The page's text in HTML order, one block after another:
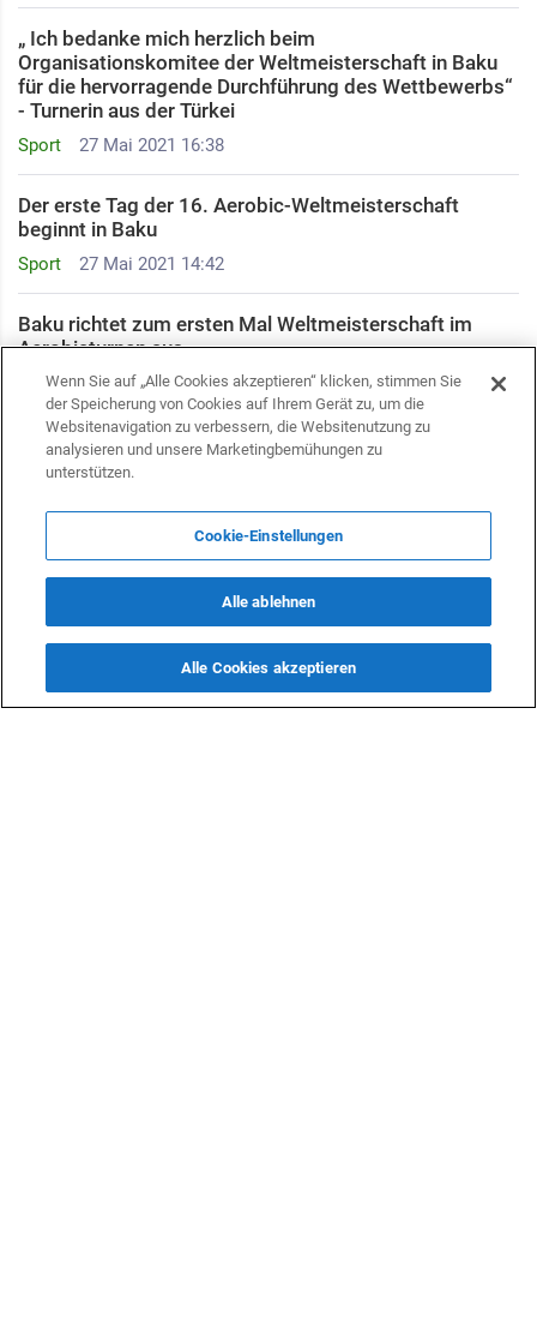
Sport 27 Mai 2021 16:38
„ Ich bedanke mich herzlich beim
Organisationskomitee der Weltmeisterschaft in Baku
für die hervorragende Durchführung des Wettbewerbs“
- Turnerin aus der Türkei
Sport 27 Mai 2021 14:42
Der erste Tag der 16. Aerobic-Weltmeisterschaft
beginnt in Baku
Sport 26 Mai 2021 10:40
Baku richtet zum ersten Mal Weltmeisterschaft im
Aerobicturnen aus
22 Mai 2021 11:38
In Baku wurden Finalisten der Welt
Altersgruppenwettbewerbe für Aerobe-Gymnastik
21 Mai 2021 15:35
In Baku wurden die Finalisten Welt-Altersgruppen-
Wettbewerbe für Aerobe-Gymnastik im
Einzelprogramm bei Männern bekannt gegeben
Wenn Sie auf „Alle Cookies akzeptieren“ klicken, stimmen Sie
der Speicherung von Cookies auf Ihrem Gerät zu, um die
Websitenavigation zu verbessern, die Websitenutzung zu
analysieren und unsere Marketingbemühungen zu
unterstützen.
Cookie-Einstellungen
Alle ablehnen
Alle Cookies akzeptieren